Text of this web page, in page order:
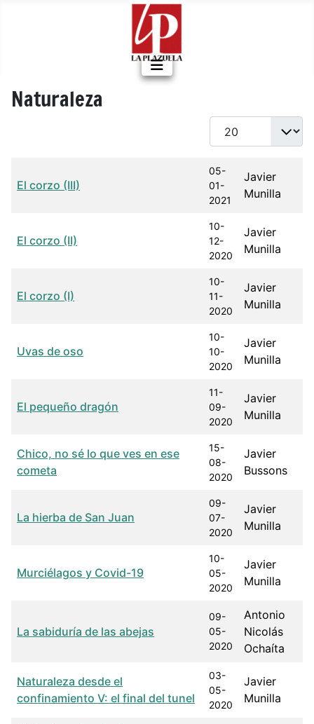
Naturaleza
Cantidad a mostrar
Autor
El corzo (III)
05-
01-
2021
Javier
Munilla
El corzo (II)
10-
12-
2020
Javier
Munilla
El corzo (I)
10-
11-
2020
Javier
Munilla
Uvas de oso
10-
10-
2020
Javier
Munilla
El pequeño dragón
11-
09-
2020
Javier
Munilla
Chico, no sé lo que ves en ese
cometa
15-
08-
2020
Javier
Bussons
La hierba de San Juan
09-
07-
2020
Javier
Munilla
Murciélagos y Covid-19
10-
05-
2020
Javier
Munilla
La sabiduría de las abejas
09-
05-
2020
Antonio
Nicolás
Ochaíta
Naturaleza desde el
confinamiento V: el final del tunel
03-
05-
2020
Javier
Munilla